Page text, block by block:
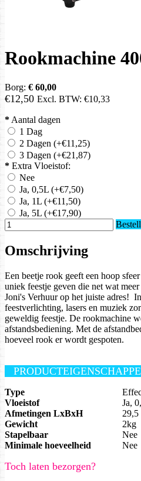
Rookmachine
Borg: € 60,00
€12,50 Excl. BTW: €10,33
* Aantal dagen
1 Dag
2 Dagen (+€11,25)
3 Dagen (+€21,87)
* Extra Vloeistof:
Nee
Ja, 0,5L (+€7,50)
Ja, 1L (+€11,50)
Ja, 5L (+€17,90)
Omschrijving
Een beetje rook geeft een hoop
uniek feestje geven die net wat
Joni's Verhuur op het juiste adres!
feestverlichting, lasers en muziek
geweldig feestje. De rookmachine
afstandsbediening. Met de
hoeveel rook er wordt gespoten.
Type
Vloeistof
Ja,
Afmetingen LxBxH
Gewicht
2kg
Stapelbaar
Nee
Minimale hoeveelheid
Nee
Toch laten bezorgen?